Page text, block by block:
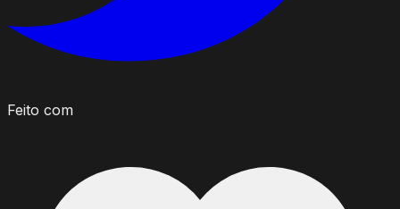
Feito com